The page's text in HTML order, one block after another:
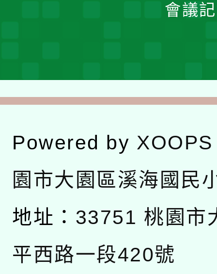
會議
Powered by XOOPS
園市大園區溪海國民
地址： 33751 桃園市
平西路一段420號